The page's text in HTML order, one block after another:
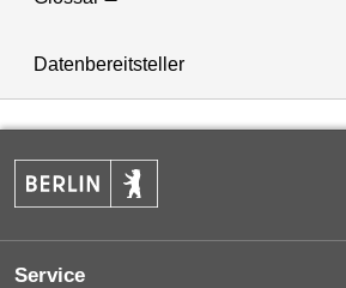
Datenbereitsteller
Service